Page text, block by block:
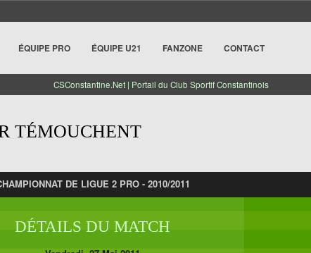
ÉQUIPE PRO ÉQUIPE U21 FANZONE CONTACT
CSConstantine.Net | Portail du Club Sportif Constantinois
TÉMOUCHENT
DE LIGUE 2 PRO - 2010/2011
DÉTAILS DU MATCH